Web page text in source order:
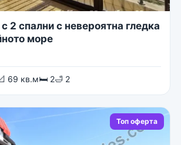
2 спални с невероятна гледка
море
69 кв.м🛏 2🛁 2
Топ оферта